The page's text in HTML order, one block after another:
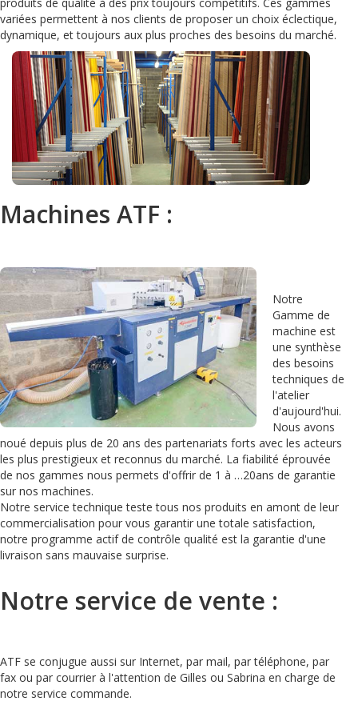
produits de qualité à des prix toujours compétitifs. Ces gammes
variées permettent à nos clients de proposer un choix éclectique,
dynamique, et toujours aux plus proches des besoins du marché.
Machines ATF :
Notre
Gamme de
machine est
une synthèse
des besoins
techniques de
l'atelier
d'aujourd'hui.
Nous avons
noué depuis plus de 20 ans des partenariats forts avec les acteurs
les plus prestigieux et reconnus du marché. La fiabilité éprouvée
de nos gammes nous permets d'offrir de 1 à …20ans de garantie
sur nos machines.
Notre service technique teste tous nos produits en amont de leur
commercialisation pour vous garantir une totale satisfaction,
notre programme actif de contrôle qualité est la garantie d'une
livraison sans mauvaise surprise.
Notre service de vente :
ATF se conjugue aussi sur Internet, par mail, par téléphone, par
fax ou par courrier à l'attention de Gilles ou Sabrina en charge de
notre service commande.